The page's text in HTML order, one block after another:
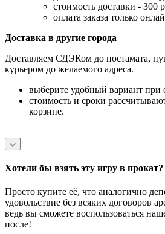
стоимость доставки - 300
оплата заказа только
Доставка в другие города
Доставляем СДЭКом до постамата,
курьером до желаемого адреса.
выберите удобный вариант при
стоимость и сроки
корзине.
Хотели бы взять эту игру в прокат?
Просто купите её, что аналогично
удовольствие без всяких договоров
ведь вы сможете воспользоваться
после!